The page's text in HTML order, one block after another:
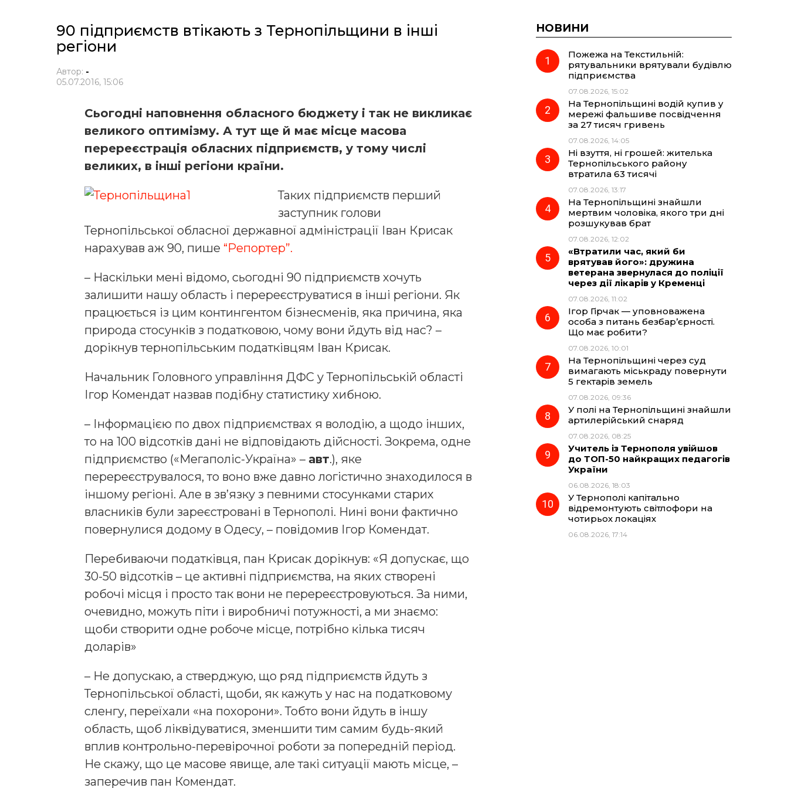
90 підприємств втікають з Тернопільщини в інші
регіони
Автор: -
05.07.2016, 15:06
Сьогодні наповнення обласного бюджету і так не викликає
великого оптимізму. А тут ще й має місце масова
перереєстрація обласних підприємств, у тому числі
великих, в інші регіони країни.
Таких підприємств перший
заступник голови
Тернопільської обласної державної адміністрації Іван Крисак
нарахував аж 90, пише “Репортер”.
– Наскільки мені відомо, сьогодні 90 підприємств хочуть
залишити нашу область і перереєструватися в інші регіони. Як
працюється із цим контингентом бізнесменів, яка причина, яка
природа стосунків з податковою, чому вони йдуть від нас? –
дорікнув тернопільським податківцям Іван Крисак.
Начальник Головного управління ДФС у Тернопільській області
Ігор Комендат назвав подібну статистику хибною.
– Інформацією по двох підприємствах я володію, а щодо інших,
то на 100 відсотків дані не відповідають дійсності. Зокрема, одне
підприємство («Мегаполіс-Україна» – авт.), яке
перереєструвалося, то воно вже давно логістично знаходилося в
іншому регіоні. Але в зв’язку з певними стосунками старих
власників були зареєстровані в Тернополі. Нині вони фактично
повернулися додому в Одесу, – повідомив Ігор Комендат.
Перебиваючи податківця, пан Крисак дорікнув: «Я допускає, що
30-50 відсотків – це активні підприємства, на яких створені
робочі місця і просто так вони не перереєстровуються. За ними,
очевидно, можуть піти і виробничі потужності, а ми знаємо:
щоби створити одне робоче місце, потрібно кілька тисяч
доларів»
– Не допускаю, а стверджую, що ряд підприємств йдуть з
Тернопільської області, щоби, як кажуть у нас на податковому
сленгу, переїхали «на похорони». Тобто вони йдуть в іншу
область, щоб ліквідуватися, зменшити тим самим будь-який
вплив контрольно-перевірочної роботи за попередній період.
Не скажу, що це масове явище, але такі ситуації мають місце, –
заперечив пан Комендат.
НОВИНИ
Пожежа на Текстильній:
рятувальники врятували будівлю
підприємства
07.08.2026, 15:02
На Тернопільщині водій купив у
мережі фальшиве посвідчення
за 27 тисяч гривень
07.08.2026, 14:05
Ні взуття, ні грошей: жителька
Тернопільського району
втратила 63 тисячі
07.08.2026, 13:17
На Тернопільщині знайшли
мертвим чоловіка, якого три дні
розшукував брат
07.08.2026, 12:02
«Втратили час, який би
врятував його»: дружина
ветерана звернулася до поліції
через дії лікарів у Кременці
07.08.2026, 11:02
Ігор Гірчак — уповноважена
особа з питань безбар’єрності.
Що має робити?
07.08.2026, 10:01
На Тернопільщині через суд
вимагають міськраду повернути
5 гектарів земель
07.08.2026, 09:36
У полі на Тернопільщині знайшли
артилерійський снаряд
07.08.2026, 08:25
Учитель із Тернополя увійшов
до ТОП-50 найкращих педагогів
України
06.08.2026, 18:03
У Тернополі капітально
відремонтують світлофори на
чотирьох локаціях
06.08.2026, 17:14